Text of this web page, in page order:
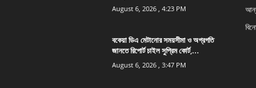
August 6, 2026 , 4:23 PM
বকেয়া ডিএ মেটানোর সময়সীমা ও অগ্রগতি
জানতে রিপোর্ট চাইল সুপ্রিম কোর্ট,...
August 6, 2026 , 3:47 PM